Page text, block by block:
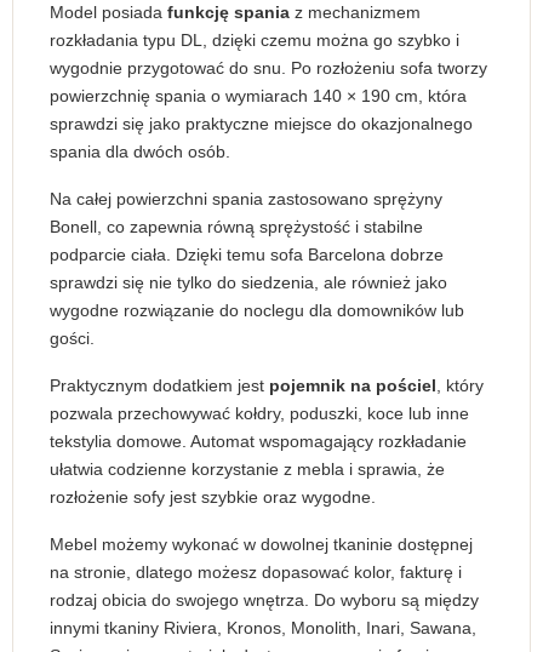
Model posiada funkcję spania z mechanizmem
rozkładania typu DL, dzięki czemu można go szybko i
wygodnie przygotować do snu. Po rozłożeniu sofa tworzy
powierzchnię spania o wymiarach 140 × 190 cm, która
sprawdzi się jako praktyczne miejsce do okazjonalnego
spania dla dwóch osób.
Na całej powierzchni spania zastosowano sprężyny
Bonell, co zapewnia równą sprężystość i stabilne
podparcie ciała. Dzięki temu sofa Barcelona dobrze
sprawdzi się nie tylko do siedzenia, ale również jako
wygodne rozwiązanie do noclegu dla domowników lub
gości.
Praktycznym dodatkiem jest pojemnik na pościel , który
pozwala przechowywać kołdry, poduszki, koce lub inne
tekstylia domowe. Automat wspomagający rozkładanie
ułatwia codzienne korzystanie z mebla i sprawia, że
rozłożenie sofy jest szybkie oraz wygodne.
Mebel możemy wykonać w dowolnej tkaninie dostępnej
na stronie, dlatego możesz dopasować kolor, fakturę i
rodzaj obicia do swojego wnętrza. Do wyboru są między
innymi tkaniny Riviera, Kronos, Monolith, Inari, Sawana,